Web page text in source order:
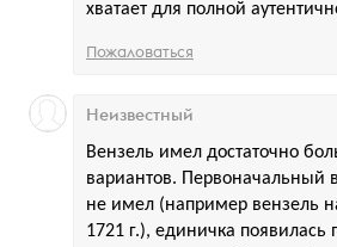
хватает для полной
Пожаловаться
Вензель имел достаточно
вариантов. Первоначальный
не имел (например вензель
1721 г.), единичка
Неизвестный